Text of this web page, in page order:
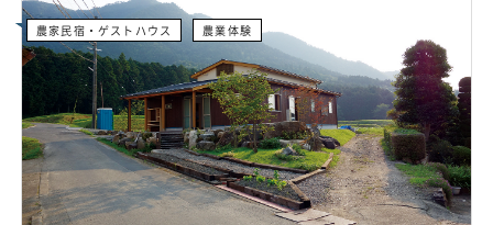
農家民宿・ゲストハウス 農業体験